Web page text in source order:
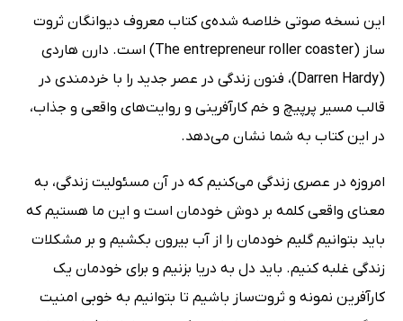
این نسخه صوتی خلاصه‌ شده‌ی کتاب معروف دیوانگان ثروت
ساز (The entrepreneur roller coaster) است. دارن هاردی
(Darren Hardy)، فنون زندگی در عصر جدید را با خردمندی در
قالب مسیر پرپیچ و خم کارآفرینی و روایت‌های واقعی و جذاب،
در این کتاب به شما نشان می‌دهد.
امروزه در عصری زندگی می‌کنیم که در آن مسئولیت زندگی، به
معنای واقعی کلمه بر دوش خودمان است و این ما هستیم که
باید بتوانیم گلیم خودمان را از آب بیرون بکشیم و بر مشکلات
زندگی غلبه کنیم. باید دل به دریا بزنیم و برای خودمان یک
کارآفرین نمونه و ثروت‌ساز باشیم تا بتوانیم به خوبی امنیت